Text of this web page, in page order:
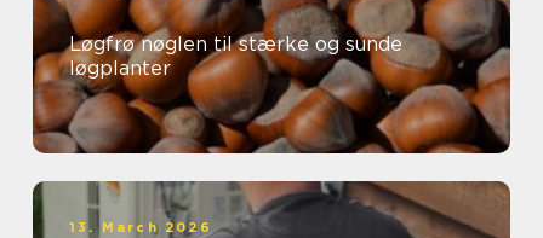
Løgfrø nøglen til stærke og sunde
løgplanter
13. March 2026